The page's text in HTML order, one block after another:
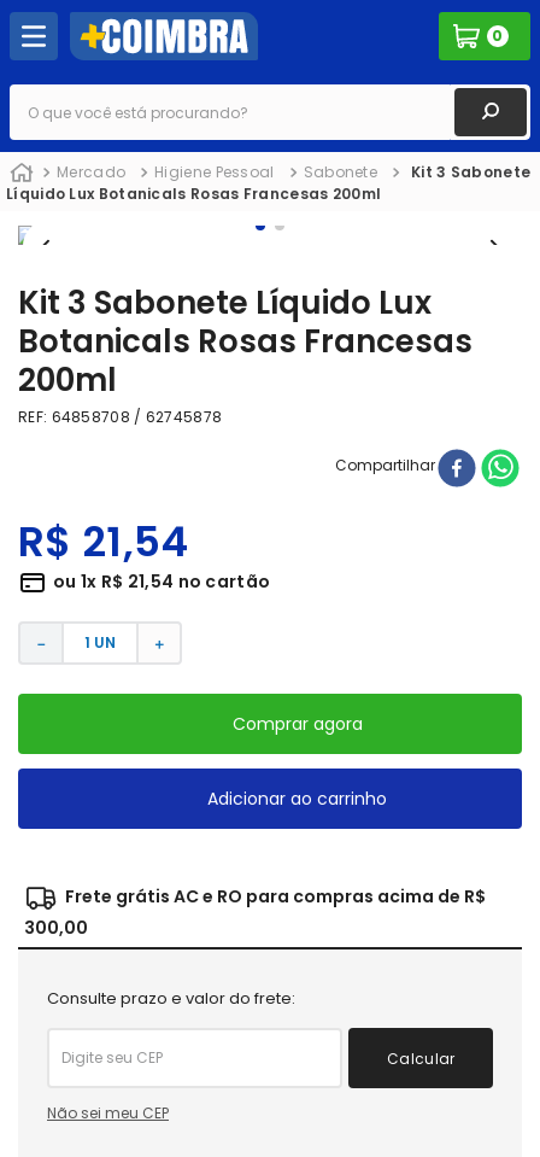
0
O que você está procurando?
Mercado Higiene Pessoal Sabonete
Kit 3 Sabonete
Líquido Lux Botanicals Rosas Francesas 200ml
Kit 3 Sabonete Líquido Lux
Botanicals Rosas Francesas
200ml
REF: 64858708 / 62745878
Compartilhar
R$ 21,54
ou 1x R$ 21,54 no cartão
＋
－
Comprar agora
Adicionar ao carrinho
Frete grátis AC e RO para compras acima de R$
300,00
Consulte prazo e valor do frete:
Calcular
Não sei meu CEP